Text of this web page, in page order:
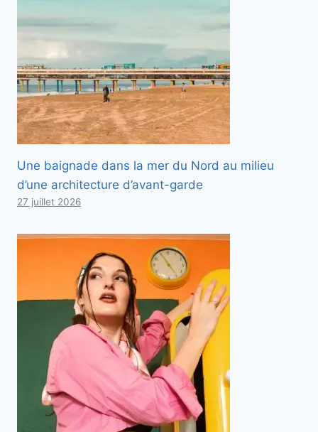
Une baignade dans la mer du Nord au milieu
d’une architecture d’avant-garde
27 juillet 2026